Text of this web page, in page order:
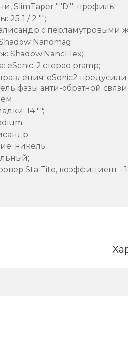
SlimTaper ""D"" профиль;
25-1 / 2 "";
с перламутровыми
Nanomag;
Shadow NanoFlex;
eSonic-2 стерео pramp;
eSonic2
фазы анти-обратной
14 "";
никель;
Sta-Tite, коэффициент -